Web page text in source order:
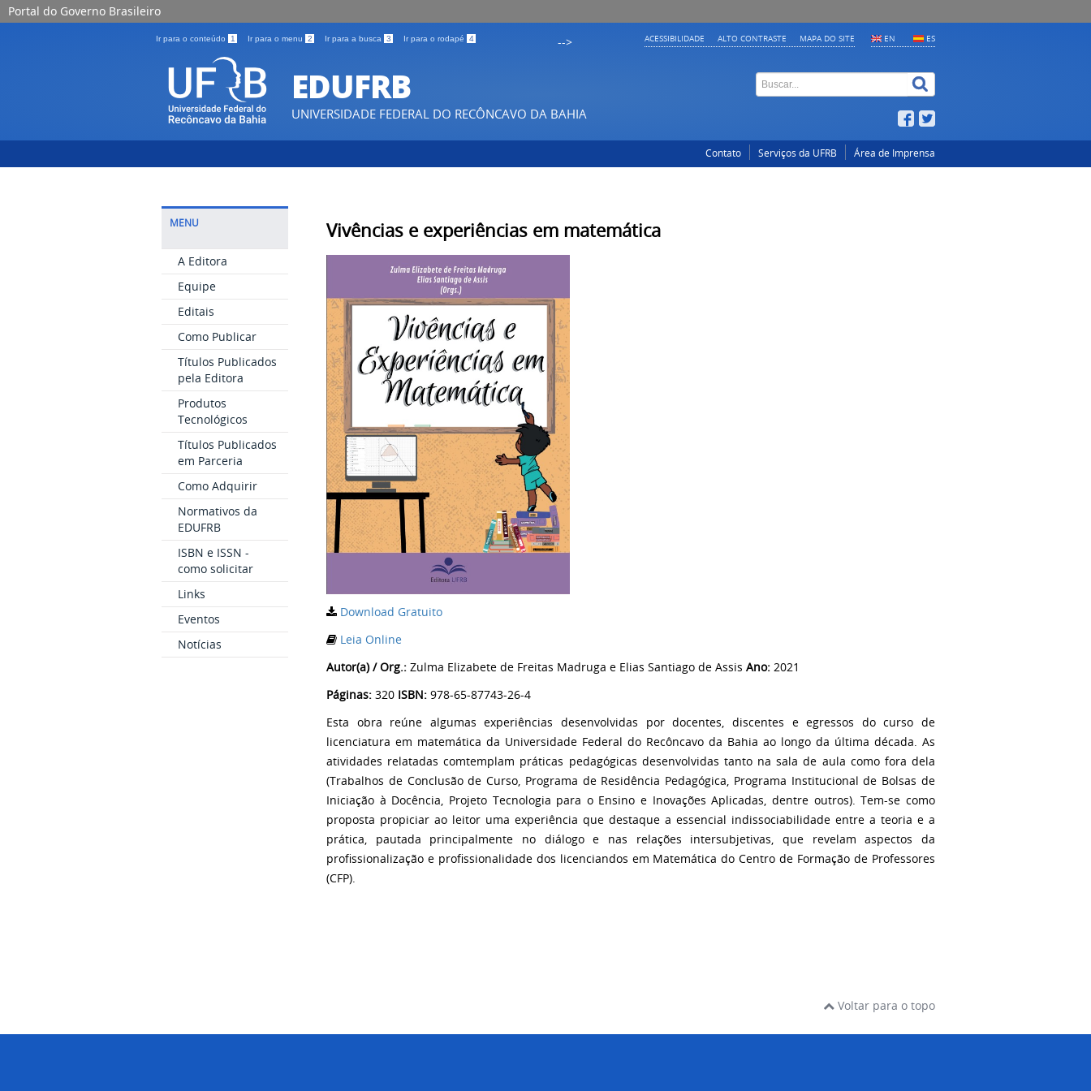
Portal do Governo Brasileiro
Ir para o conteúdo 1 Ir para o menu 2 Ir para a busca 3 Ir para o rodapé 4 EN ES
--> ACESSIBILIDADE ALTO CONTRASTE MAPA DO SITE
EDUFRB
UNIVERSIDADE FEDERAL DO RECÔNCAVO DA BAHIA
Contato Serviços da UFRB Área de Imprensa
MENU
A Editora
Equipe
Editais
Como Publicar
Títulos Publicados
pela Editora
Produtos
Tecnológicos
Títulos Publicados
em Parceria
Como Adquirir
Normativos da
EDUFRB
ISBN e ISSN -
como solicitar
Links
Eventos
Notícias
Vivências e experiências em matemática
Download Gratuito
Leia Online
Autor(a) / Org.: Zulma Elizabete de Freitas Madruga e Elias Santiago de Assis Ano: 2021
Páginas: 320 ISBN: 978-65-87743-26-4
Esta obra reúne algumas experiências desenvolvidas por docentes, discentes e egressos do curso de
licenciatura em matemática da Universidade Federal do Recôncavo da Bahia ao longo da última década. As
atividades relatadas comtemplam práticas pedagógicas desenvolvidas tanto na sala de aula como fora dela
(Trabalhos de Conclusão de Curso, Programa de Residência Pedagógica, Programa Institucional de Bolsas de
Iniciação à Docência, Projeto Tecnologia para o Ensino e Inovações Aplicadas, dentre outros). Tem-se como
proposta propiciar ao leitor uma experiência que destaque a essencial indissociabilidade entre a teoria e a
prática, pautada principalmente no diálogo e nas relações intersubjetivas, que revelam aspectos da
profissionalização e profissionalidade dos licenciandos em Matemática do Centro de Formação de Professores
(CFP).
Voltar para o topo